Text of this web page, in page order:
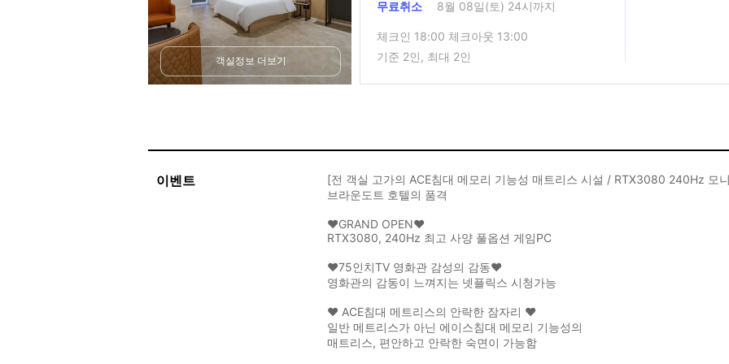
객실정보 더보기
무료취소 8월 08일(토) 24시까지
체크인 18:00 체크아웃 13:00
기준 2인, 최대 2인
이벤트
[전 객실 고가의 ACE침대 메모리 기능성 매트리스 시설 / RTX3080 240Hz 모
브라운도트 호텔의 품격
❤GRAND OPEN❤
RTX3080, 240Hz 최고 사양 풀옵션 게임PC
❤75인치TV 영화관 감성의 감동❤
영화관의 감동이 느껴지는 넷플릭스 시청가능
❤ ACE침대 메트리스의 안락한 잠자리 ❤
일반 메트리스가 아닌 에이스침대 메모리 기능성의
매트리스, 편안하고 안락한 숙면이 가능함